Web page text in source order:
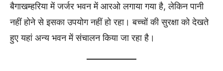
बैगाखम्हरिया में जर्जर भवन में आरओ लगाया गया है, लेकिन पानी
नहीं होने से इसका उपयोग नहीं हो रहा। बच्चों की सुरक्षा को देखते
हुए यहां अन्य भवन में संचालन किया जा रहा है।